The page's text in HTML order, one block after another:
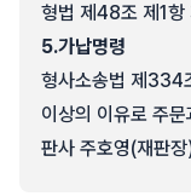
형법 제48조 제1항
5.가납명령
형사소송법 제334
이상의 이유로 주
판사 주호영(재판